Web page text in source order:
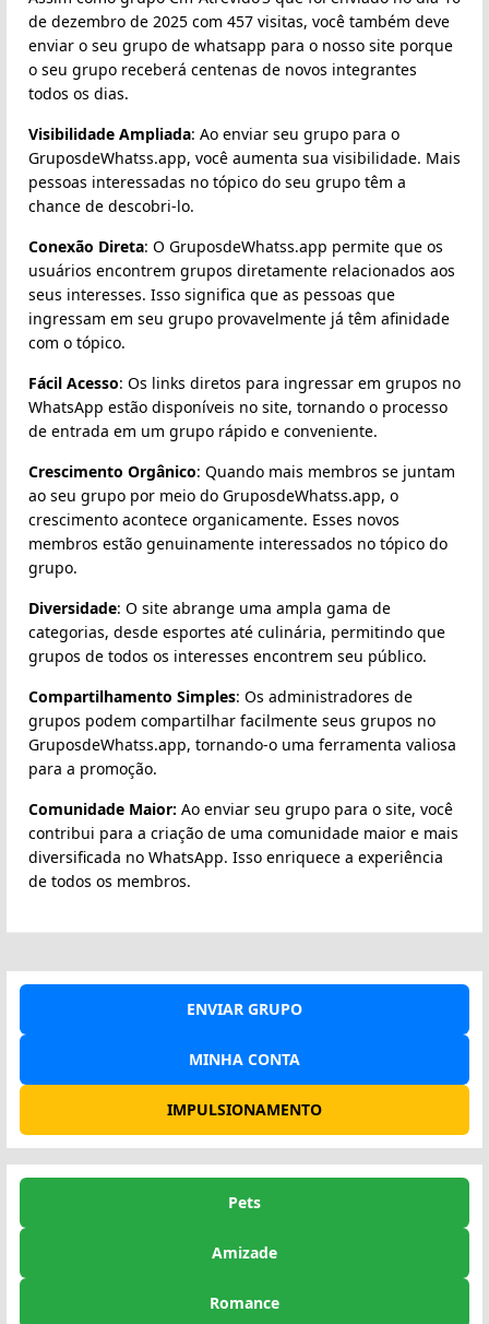
de dezembro de 2025 com 457 visitas, você também deve
enviar o seu grupo de whatsapp para o nosso site porque
o seu grupo receberá centenas de novos integrantes
todos os dias.
Visibilidade Ampliada: Ao enviar seu grupo para o
GruposdeWhatss.app, você aumenta sua visibilidade. Mais
pessoas interessadas no tópico do seu grupo têm a
chance de descobri-lo.
Conexão Direta: O GruposdeWhatss.app permite que os
usuários encontrem grupos diretamente relacionados aos
seus interesses. Isso significa que as pessoas que
ingressam em seu grupo provavelmente já têm afinidade
com o tópico.
Fácil Acesso: Os links diretos para ingressar em grupos no
WhatsApp estão disponíveis no site, tornando o processo
de entrada em um grupo rápido e conveniente.
Crescimento Orgânico: Quando mais membros se juntam
ao seu grupo por meio do GruposdeWhatss.app, o
crescimento acontece organicamente. Esses novos
membros estão genuinamente interessados no tópico do
grupo.
Diversidade: O site abrange uma ampla gama de
categorias, desde esportes até culinária, permitindo que
grupos de todos os interesses encontrem seu público.
Compartilhamento Simples: Os administradores de
grupos podem compartilhar facilmente seus grupos no
GruposdeWhatss.app, tornando-o uma ferramenta valiosa
para a promoção.
Comunidade Maior: Ao enviar seu grupo para o site, você
contribui para a criação de uma comunidade maior e mais
diversificada no WhatsApp. Isso enriquece a experiência
de todos os membros.
ENVIAR GRUPO
MINHA CONTA
IMPULSIONAMENTO
Pets
Amizade
Romance